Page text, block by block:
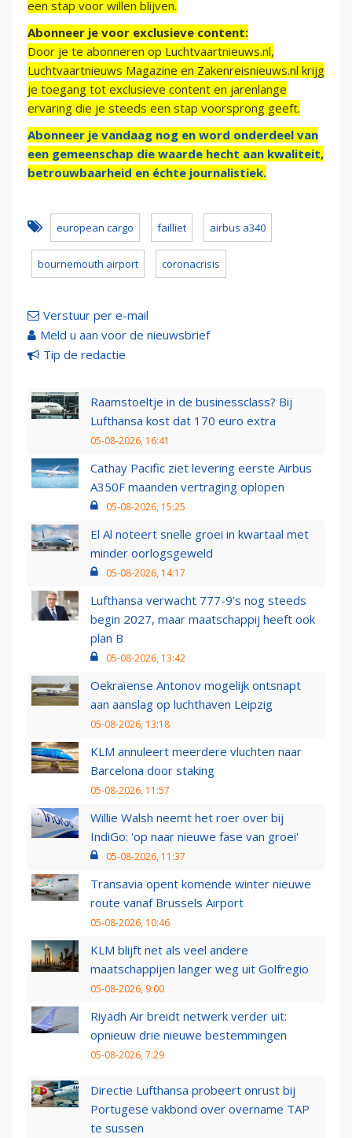
een stap voor willen blijven.
Abonneer je voor exclusieve content:
Door je te abonneren op Luchtvaartnieuws.nl,
Luchtvaartnieuws Magazine en Zakenreisnieuws.nl krijg
je toegang tot exclusieve content en jarenlange
ervaring die je steeds een stap voorsprong geeft.
Abonneer je vandaag nog en word onderdeel van
een gemeenschap die waarde hecht aan kwaliteit,
betrouwbaarheid en échte journalistiek.
european cargo failliet airbus a340
bournemouth airport coronacrisis
Verstuur per e-mail
Meld u aan voor de nieuwsbrief
Tip de redactie
Raamstoeltje in de businessclass? Bij
Lufthansa kost dat 170 euro extra
05-08-2026, 16:41
Cathay Pacific ziet levering eerste Airbus
A350F maanden vertraging oplopen
05-08-2026, 15:25
El Al noteert snelle groei in kwartaal met
minder oorlogsgeweld
05-08-2026, 14:17
Lufthansa verwacht 777-9’s nog steeds
begin 2027, maar maatschappij heeft ook
plan B
05-08-2026, 13:42
Oekraïense Antonov mogelijk ontsnapt
aan aanslag op luchthaven Leipzig
05-08-2026, 13:18
KLM annuleert meerdere vluchten naar
Barcelona door staking
05-08-2026, 11:57
Willie Walsh neemt het roer over bij
IndiGo: 'op naar nieuwe fase van groei'
05-08-2026, 11:37
Transavia opent komende winter nieuwe
route vanaf Brussels Airport
05-08-2026, 10:46
KLM blijft net als veel andere
maatschappijen langer weg uit Golfregio
05-08-2026, 9:00
Riyadh Air breidt netwerk verder uit:
opnieuw drie nieuwe bestemmingen
05-08-2026, 7:29
Directie Lufthansa probeert onrust bij
Portugese vakbond over overname TAP
te sussen